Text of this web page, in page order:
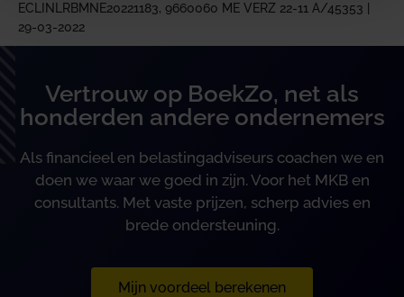
ECLINLRBMNE20221183, 9660060 ME VERZ 22-11 A/45353 |
29-03-2022
Vertrouw op BoekZo, net als
honderden andere ondernemers
Als financieel en belastingadviseurs coachen we en
doen we waar we goed in zijn. Voor het MKB en
consultants. Met vaste prijzen, scherp advies en
brede ondersteuning.
Mijn voordeel berekenen